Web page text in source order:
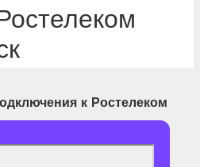
к Ростелеком